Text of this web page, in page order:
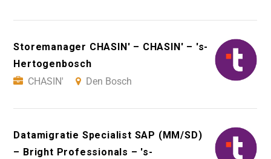
Storemanager CHASIN' – CHASIN' – 's-
Hertogenbosch
CHASIN'
Den Bosch
Datamigratie Specialist SAP (MM/SD)
– Bright Professionals – 's-